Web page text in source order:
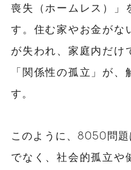
喪失（ホームレス）」
す。住む家やお金がな
が失われ、家庭内だけ
「関係性の孤立」が
す。
このように、8050問
でなく、社会的孤立や